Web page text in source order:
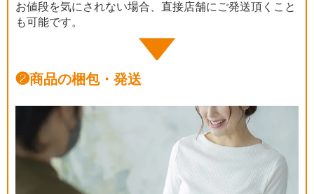
お値段を気にされない場合、直接店舗にご発送頂くこと
も可能です。
❷商品の梱包・発送